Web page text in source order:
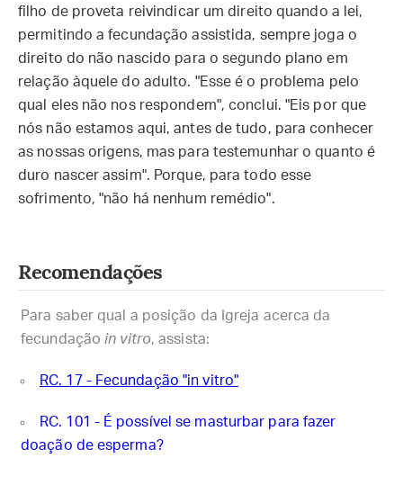
filho de proveta reivindicar um direito quando a lei,
permitindo a fecundação assistida, sempre joga o
direito do não nascido para o segundo plano em
relação àquele do adulto. "Esse é o problema pelo
qual eles não nos respondem", conclui. "Eis por que
nós não estamos aqui, antes de tudo, para conhecer
as nossas origens, mas para testemunhar o quanto é
duro nascer assim". Porque, para todo esse
sofrimento, "não há nenhum remédio".
Recomendações
Para saber qual a posição da Igreja acerca da
fecundação in vitro, assista:
RC. 17 - Fecundação "in vitro"
RC. 101 - É possível se masturbar para fazer
doação de esperma?